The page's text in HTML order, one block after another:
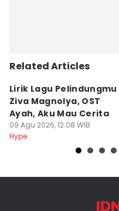
Related Articles
Lirik Lagu Pelindungmu
Ziva Magnolya, OST
Ayah, Aku Mau Cerita
09 Agu 2026, 12:08 WIB
Hype